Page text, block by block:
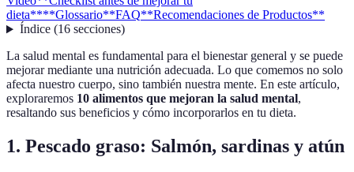
dieta****Glossario**FAQ**Recomendaciones de Productos**
Índice(16 secciones)
La salud mental es fundamental para el bienestar general y se puede
mejorar mediante una nutrición adecuada. Lo que comemos no solo
afecta nuestro cuerpo, sino también nuestra mente. En este artículo,
exploraremos 10 alimentos que mejoran la salud mental,
resaltando sus beneficios y cómo incorporarlos en tu dieta.
1. Pescado graso: Salmón, sardinas y atún